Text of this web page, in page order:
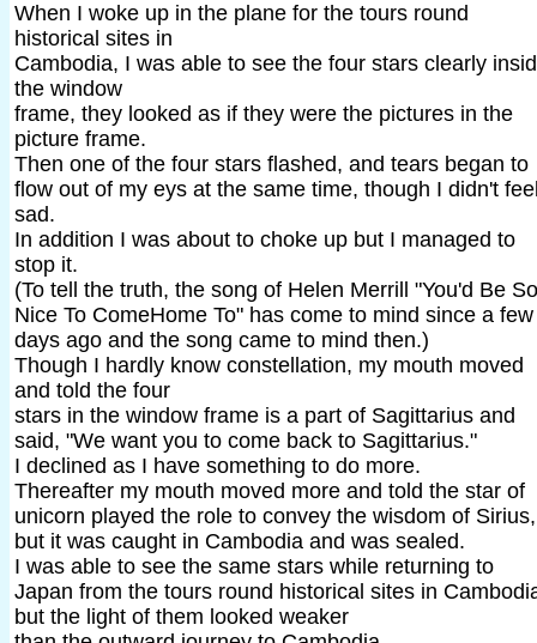
When I woke up in the plane for the tours round
historical sites in
Cambodia, I was able to see the four stars clearly
the window
frame, they looked as if they were the pictures in the
picture frame.
Then one of the four stars flashed, and tears began to
flow out of my eys at the same time, though I didn't
sad.
In addition I was about to choke up but I managed to
stop it.
(To tell the truth, the song of Helen Merrill "You'd Be So
Nice To ComeHome To" has come to mind since a few
days ago and the song came to mind then.)
Though I hardly know constellation, my mouth moved
and told the four
stars in the window frame is a part of Sagittarius and
said, "We want you to come back to Sagittarius."
I declined as I have something to do more.
Thereafter my mouth moved more and told the star of
unicorn played the role to convey the wisdom of Sirius,
but it was caught in Cambodia and was sealed.
I was able to see the same stars while returning to
Japan from the tours round historical sites in
but the light of them looked weaker